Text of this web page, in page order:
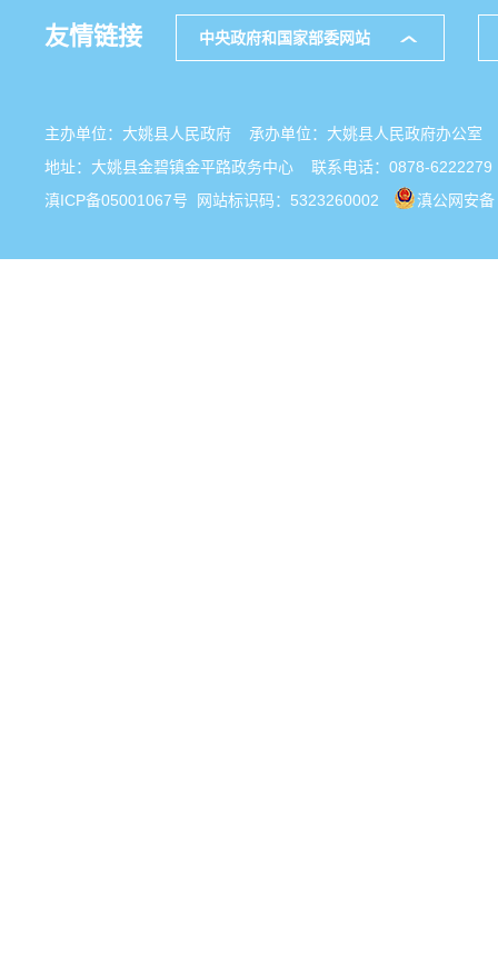
友情链接 中央政府和国家部委网站
主办单位：大姚县人民政府 承办单位：大姚县人民政府办公
地址：大姚县金碧镇金平路政务中心 联系电话：0878-6222279
滇ICP备05001067号 网站标识码：5323260002 滇公网安